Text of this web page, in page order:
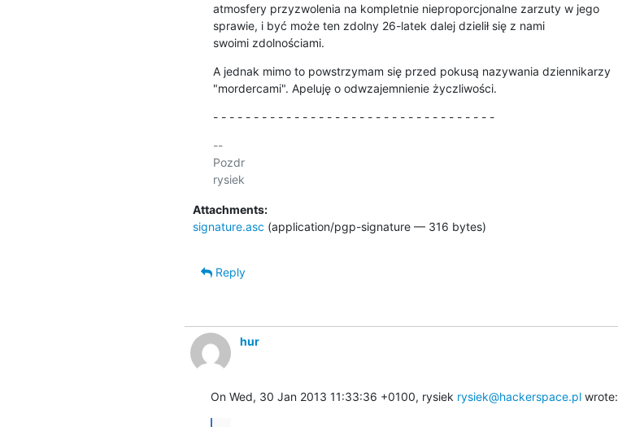
atmosfery przyzwolenia na kompletnie nieproporcjonalne zarzuty w jego
sprawie, i być może ten zdolny 26-latek dalej dzielił się z nami
swoimi zdolnościami.
A jednak mimo to powstrzymam się przed pokusą nazywania dziennikarzy
"mordercami". Apeluję o odwzajemnienie życzliwości.
- - - - - - - - - - - - - - - - - - - - - - - - - - - - - - - - - - -
--
Pozdr
Attachments:
signature.asc (application/pgp-signature — 316 bytes)
Reply
hur
On Wed, 30 Jan 2013 11:33:36 +0100, rysiek rysiek@hackerspace.pl wrote: